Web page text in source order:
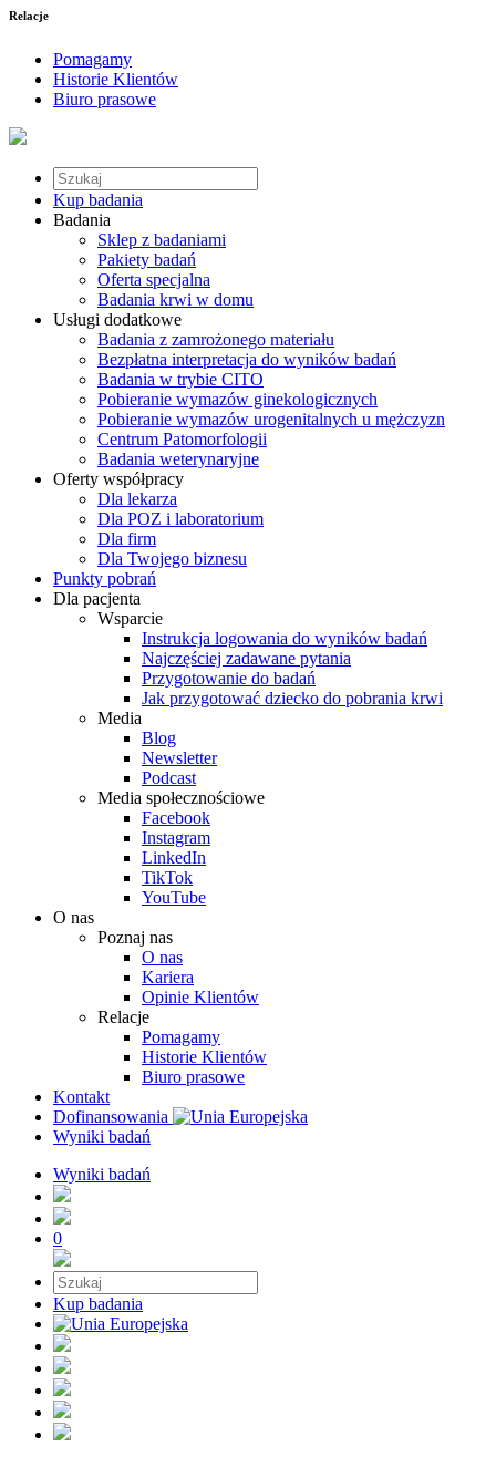
Relacje
Pomagamy
Historie Klientów
Biuro prasowe
Kup badania
Badania
Sklep z badaniami
Pakiety badań
Oferta specjalna
Badania krwi w domu
Usługi dodatkowe
Badania z zamrożonego materiału
Bezpłatna interpretacja do wyników badań
Badania w trybie CITO
Pobieranie wymazów ginekologicznych
Pobieranie wymazów urogenitalnych u mężczyzn
Centrum Patomorfologii
Badania weterynaryjne
Oferty współpracy
Dla lekarza
Dla POZ i laboratorium
Dla firm
Dla Twojego biznesu
Punkty pobrań
Dla pacjenta
Wsparcie
Instrukcja logowania do wyników badań
Najczęściej zadawane pytania
Przygotowanie do badań
Jak przygotować dziecko do pobrania krwi
Media
Blog
Newsletter
Podcast
Media społecznościowe
Facebook
Instagram
LinkedIn
TikTok
YouTube
O nas
Poznaj nas
O nas
Kariera
Opinie Klientów
Relacje
Pomagamy
Historie Klientów
Biuro prasowe
Kontakt
Dofinansowania
Wyniki badań
Wyniki badań
0
Kup badania